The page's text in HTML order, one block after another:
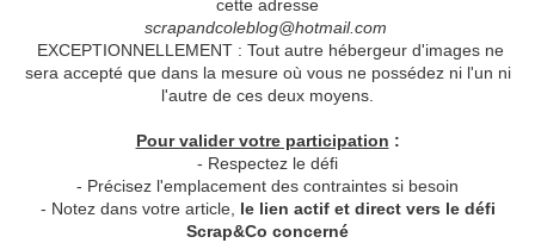
cette adresse
scrapandcoleblog@hotmail.com
EXCEPTIONNELLEMENT : Tout autre hébergeur d'images ne
sera accepté que dans la mesure où vous ne possédez ni l'un ni
l'autre de ces deux moyens.
Pour valider votre participation :
- Respectez le défi
- Précisez l'emplacement des contraintes si besoin
- Notez dans votre article, le lien actif et direct vers le défi
Scrap&Co concerné